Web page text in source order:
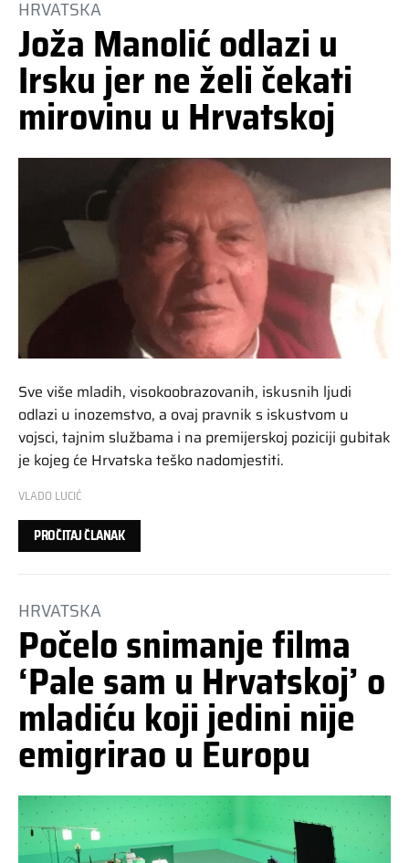
HRVATSKA
Joža Manolić odlazi u
Irsku jer ne želi čekati
mirovinu u Hrvatskoj
Sve više mladih, visokoobrazovanih, iskusnih ljudi
odlazi u inozemstvo, a ovaj pravnik s iskustvom u
vojsci, tajnim službama i na premijerskoj poziciji gubitak
je kojeg će Hrvatska teško nadomjestiti.
VLADO LUCIĆ
PROČITAJ ČLANAK
HRVATSKA
Počelo snimanje filma
‘Pale sam u Hrvatskoj’ o
mladiću koji jedini nije
emigrirao u Europu